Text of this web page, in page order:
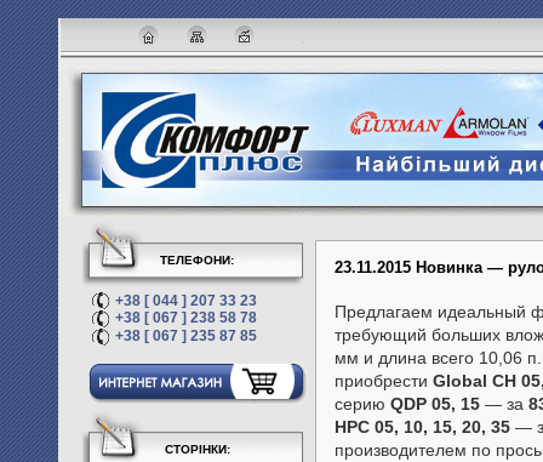
23.11.2015 Новинка —
Предлагаем идеальный
требующий больших
мм и длина всего 10,06
приобрести Global CH
серию QDP 05, 15— за
HPC 05, 10, 15, 20, 35—
производителем по
ТЕЛЕФОНИ:
+38 [ 044 ] 207 33 23
+38 [ 067 ] 238 58 78
+38 [ 067 ] 235 87 85
СТОРІНКИ: